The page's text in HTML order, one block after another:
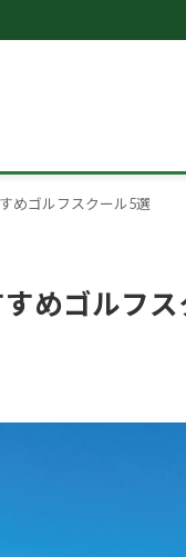
めゴルフスクール5選
すめゴルフ